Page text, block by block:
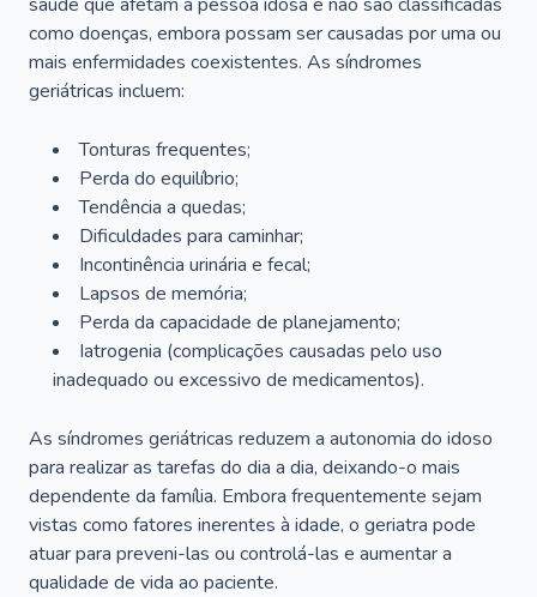
como doenças, embora possam ser causadas por uma ou
mais enfermidades coexistentes. As síndromes
geriátricas incluem:
Tonturas frequentes;
Perda do equilíbrio;
Tendência a quedas;
Dificuldades para caminhar;
Incontinência urinária e fecal;
Lapsos de memória;
Perda da capacidade de planejamento;
Iatrogenia (complicações causadas pelo uso
inadequado ou excessivo de medicamentos).
As síndromes geriátricas reduzem a autonomia do idoso
para realizar as tarefas do dia a dia, deixando-o mais
dependente da família. Embora frequentemente sejam
vistas como fatores inerentes à idade, o geriatra pode
atuar para preveni-las ou controlá-las e aumentar a
qualidade de vida ao paciente.